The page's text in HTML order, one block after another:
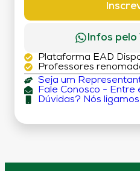
Infos
Plataforma EAD
Professores
Seja um
Fale Conosco - Entre
Dúvidas? Nós